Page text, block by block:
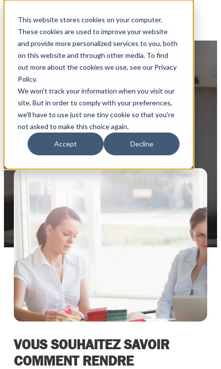
This website stores cookies on your computer.
These cookies are used to improve your website
and provide more personalized services to you, both
on this website and through other media. To find
out more about the cookies we use, see our Privacy
Policy.
We won't track your information when you visit our
site. But in order to comply with your preferences,
we'll have to use just one tiny cookie so that you're
not asked to make this choice again.
Accept Decline
DEMANDEZ UNE
DÉMONSTRATION
VOUS SOUHAITEZ SAVOIR
COMMENT RENDRE